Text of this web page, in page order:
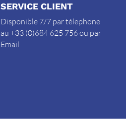
SERVICE CLIENT
Disponible 7/7 par télephone
au +33 (0)684 625 756 ou par
Email